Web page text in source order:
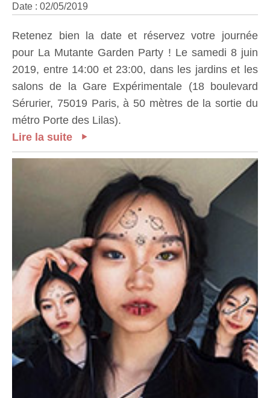
Date : 02/05/2019
Retenez bien la date et réservez votre journée
pour La Mutante Garden Party ! Le samedi 8 juin
2019, entre 14:00 et 23:00, dans les jardins et les
salons de la Gare Expérimentale (18 boulevard
Sérurier, 75019 Paris, à 50 mètres de la sortie du
métro Porte des Lilas).
Lire la suite